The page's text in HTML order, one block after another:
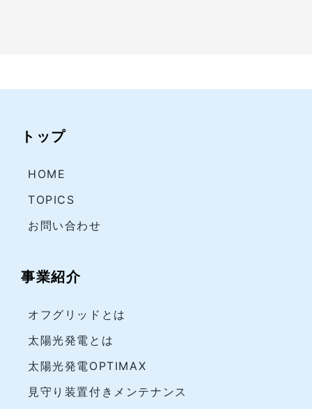
トップ
HOME
TOPICS
お問い合わせ
事業紹介
オフグリッドとは
太陽光発電とは
太陽光発電OPTIMAX
見守り装置付きメンテナンス